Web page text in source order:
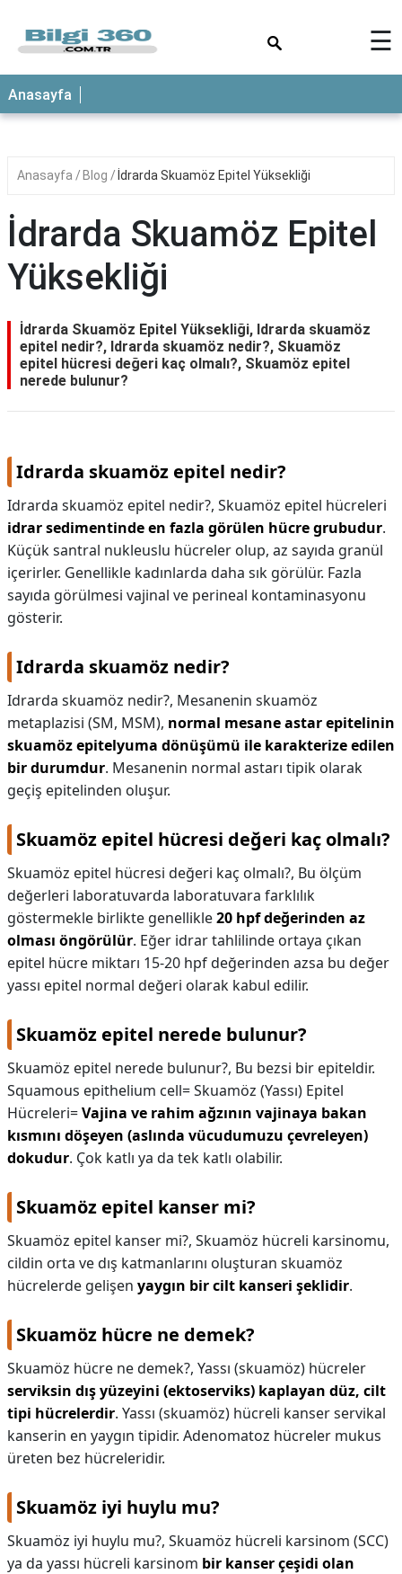
ANASAYFA
☰
Anasayfa
Anasayfa Blog İdrarda Skuamöz Epitel Yüksekliği
İdrarda Skuamöz Epitel
Yüksekliği
İdrarda Skuamöz Epitel Yüksekliği, Idrarda skuamöz
epitel nedir?, Idrarda skuamöz nedir?, Skuamöz
epitel hücresi değeri kaç olmalı?, Skuamöz epitel
nerede bulunur?
Idrarda skuamöz epitel nedir?
Idrarda skuamöz epitel nedir?, Skuamöz epitel hücreleri
idrar sedimentinde en fazla görülen hücre grubudur.
Küçük santral nukleuslu hücreler olup, az sayıda granül
içerirler. Genellikle kadınlarda daha sık görülür. Fazla
sayıda görülmesi vajinal ve perineal kontaminasyonu
gösterir.
Idrarda skuamöz nedir?
Idrarda skuamöz nedir?, Mesanenin skuamöz
metaplazisi (SM, MSM), normal mesane astar epitelinin
skuamöz epitelyuma dönüşümü ile karakterize edilen
bir durumdur. Mesanenin normal astarı tipik olarak
geçiş epitelinden oluşur.
Skuamöz epitel hücresi değeri kaç olmalı?
Skuamöz epitel hücresi değeri kaç olmalı?, Bu ölçüm
değerleri laboratuvarda laboratuvara farklılık
göstermekle birlikte genellikle20 hpf değerinden az
olması öngörülür. Eğer idrar tahlilinde ortaya çıkan
epitel hücre miktarı 15-20 hpf değerinden azsa bu değer
yassı epitel normal değeri olarak kabul edilir.
Skuamöz epitel nerede bulunur?
Skuamöz epitel nerede bulunur?, Bu bezsi bir epiteldir.
Squamous epithelium cell= Skuamöz (Yassı) Epitel
Hücreleri=Vajina ve rahim ağzının vajinaya bakan
kısmını döşeyen (aslında vücudumuzu çevreleyen)
dokudur. Çok katlı ya da tek katlı olabilir.
Skuamöz epitel kanser mi?
Skuamöz epitel kanser mi?, Skuamöz hücreli karsinomu,
cildin orta ve dış katmanlarını oluşturan skuamöz
hücrelerde gelişen yaygın bir cilt kanseri şeklidir.
Skuamöz hücre ne demek?
Skuamöz hücre ne demek?, Yassı (skuamöz) hücreler
serviksin dış yüzeyini (ektoserviks) kaplayan düz, cilt
tipi hücrelerdir. Yassı (skuamöz) hücreli kanser servikal
kanserin en yaygın tipidir. Adenomatoz hücreler mukus
üreten bez hücreleridir.
Skuamöz iyi huylu mu?
Skuamöz iyi huylu mu?, Skuamöz hücreli karsinom (SCC)
ya da yassı hücreli karsinom bir kanser çeşidi olan